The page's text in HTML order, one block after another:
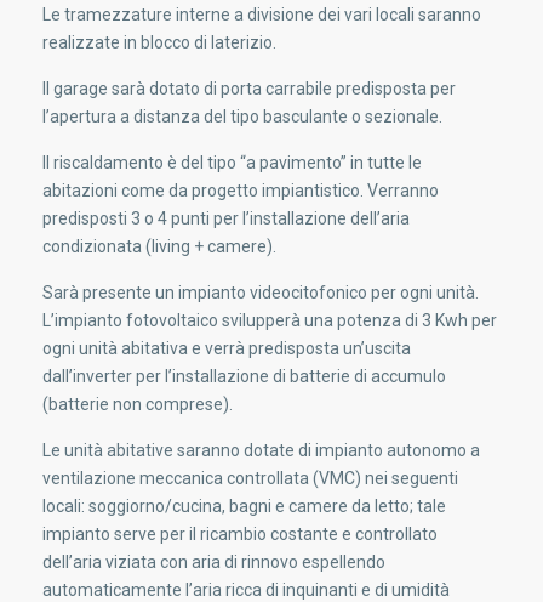
Le tramezzature interne a divisione dei vari locali saranno
realizzate in blocco di laterizio.
Il garage sarà dotato di porta carrabile predisposta per
l’apertura a distanza del tipo basculante o sezionale.
Il riscaldamento è del tipo “a pavimento” in tutte le
abitazioni come da progetto impiantistico. Verranno
predisposti 3 o 4 punti per l’installazione dell’aria
condizionata (living + camere).
Sarà presente un impianto videocitofonico per ogni unità.
L’impianto fotovoltaico svilupperà una potenza di 3 Kwh per
ogni unità abitativa e verrà predisposta un’uscita
dall’inverter per l’installazione di batterie di accumulo
(batterie non comprese).
Le unità abitative saranno dotate di impianto autonomo a
ventilazione meccanica controllata (VMC) nei seguenti
locali: soggiorno/cucina, bagni e camere da letto; tale
impianto serve per il ricambio costante e controllato
dell’aria viziata con aria di rinnovo espellendo
automaticamente l’aria ricca di inquinanti e di umidità